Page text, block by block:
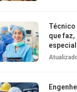
Técnico
que faz,